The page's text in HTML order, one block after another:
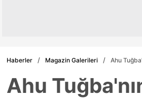
Haberler Magazin Galerileri Ahu
Ahu